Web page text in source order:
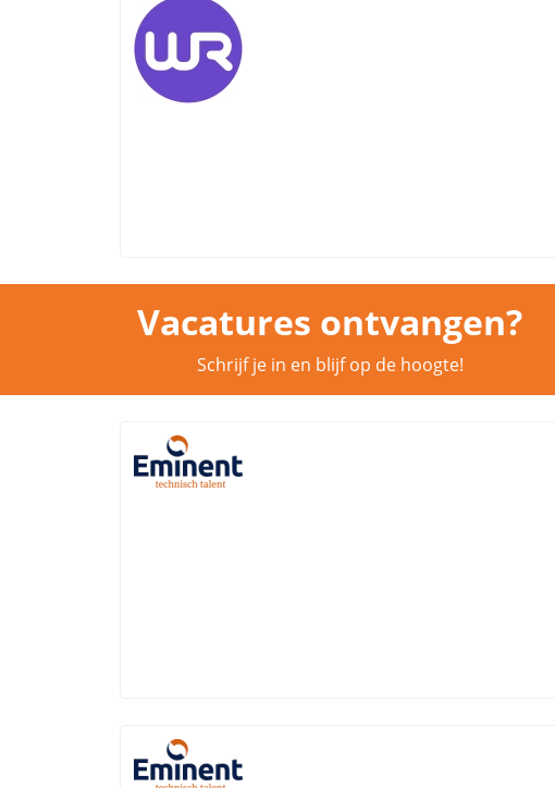
Vacatures ontvangen?
Schrijf je in en blijf op de hoogte!